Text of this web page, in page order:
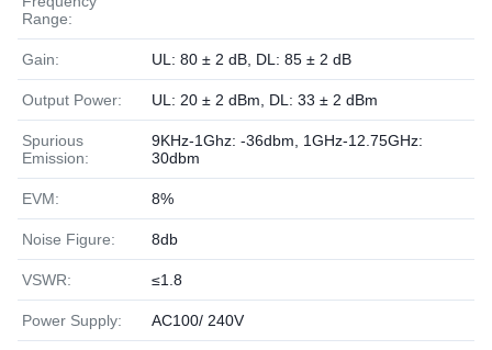
Range:
Gain: UL: 80 ± 2 dB, DL: 85 ± 2 dB
Output Power: UL: 20 ± 2 dBm, DL: 33 ± 2 dBm
Spurious
Emission:
9KHz-1Ghz: -36dbm, 1GHz-12.75GHz:
30dbm
EVM: 8%
Noise Figure: 8db
VSWR: ≤1.8
Power Supply: AC100/ 240V